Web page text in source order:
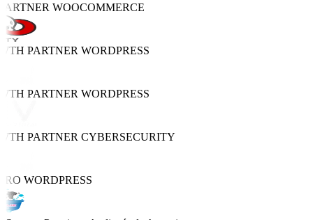
WOOCOMMERCE
PARTNERWORDPRESS
PARTNERWORDPRESS
PARTNERCYBERSECURITY
WORDPRESS